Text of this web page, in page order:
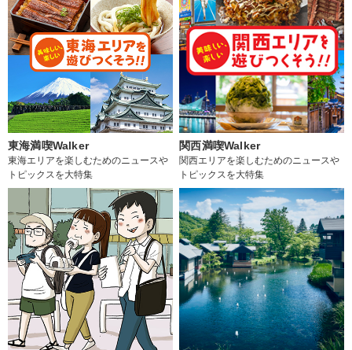
東海満喫Walker
東海エリアを楽しむためのニュースや
トピックスを大特集
関西満喫Walker
関西エリアを楽しむためのニュースや
トピックスを大特集